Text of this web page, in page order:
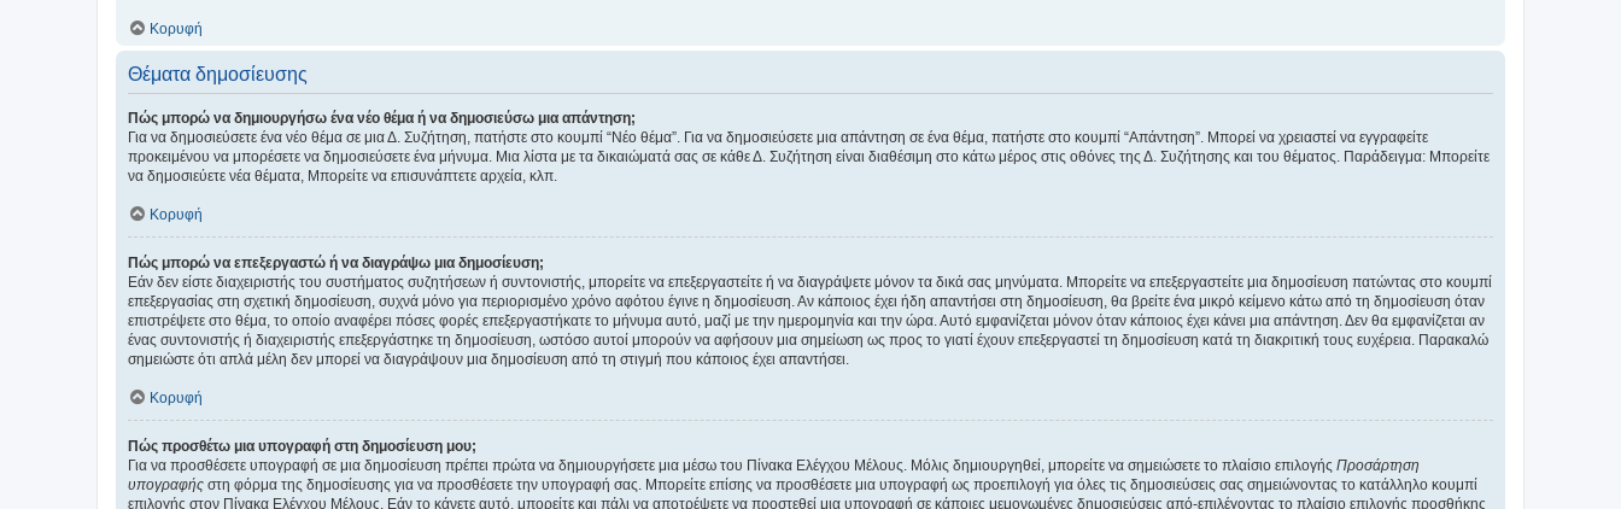
Κορυφή
Θέματα δημοσίευσης
Πώς μπορώ να δημιουργήσω ένα νέο θέμα ή να δημοσιεύσω μια απάντηση;
Για να δημοσιεύσετε ένα νέο θέμα σε μια Δ. Συζήτηση, πατήστε στο κουμπί “Νέο θέμα”. Για να δημοσιεύσετε μια απάντηση σε ένα θέμα, πατήστε στο κουμπί “Απάντηση”. Μπορεί να χρειαστεί να εγγραφείτε
προκειμένου να μπορέσετε να δημοσιεύσετε ένα μήνυμα. Μια λίστα με τα δικαιώματά σας σε κάθε Δ. Συζήτηση είναι διαθέσιμη στο κάτω μέρος στις οθόνες της Δ. Συζήτησης και του θέματος. Παράδειγμα: Μπορείτε
να δημοσιεύετε νέα θέματα, Μπορείτε να επισυνάπτετε αρχεία, κλπ.
Κορυφή
Πώς μπορώ να επεξεργαστώ ή να διαγράψω μια δημοσίευση;
Εάν δεν είστε διαχειριστής του συστήματος συζητήσεων ή συντονιστής, μπορείτε να επεξεργαστείτε ή να διαγράψετε μόνον τα δικά σας μηνύματα. Μπορείτε να επεξεργαστείτε μια δημοσίευση πατώντας στο κουμπί
επεξεργασίας στη σχετική δημοσίευση, συχνά μόνο για περιορισμένο χρόνο αφότου έγινε η δημοσίευση. Αν κάποιος έχει ήδη απαντήσει στη δημοσίευση, θα βρείτε ένα μικρό κείμενο κάτω από τη δημοσίευση όταν
επιστρέψετε στο θέμα, το οποίο αναφέρει πόσες φορές επεξεργαστήκατε το μήνυμα αυτό, μαζί με την ημερομηνία και την ώρα. Αυτό εμφανίζεται μόνον όταν κάποιος έχει κάνει μια απάντηση. Δεν θα εμφανίζεται αν
ένας συντονιστής ή διαχειριστής επεξεργάστηκε τη δημοσίευση, ωστόσο αυτοί μπορούν να αφήσουν μια σημείωση ως προς το γιατί έχουν επεξεργαστεί τη δημοσίευση κατά τη διακριτική τους ευχέρεια. Παρακαλώ
σημειώστε ότι απλά μέλη δεν μπορεί να διαγράψουν μια δημοσίευση από τη στιγμή που κάποιος έχει απαντήσει.
Κορυφή
Πώς προσθέτω μια υπογραφή στη δημοσίευση μου;
Για να προσθέσετε υπογραφή σε μια δημοσίευση πρέπει πρώτα να δημιουργήσετε μια μέσω του Πίνακα Ελέγχου Μέλους. Μόλις δημιουργηθεί, μπορείτε να σημειώσετε το πλαίσιο επιλογής Προσάρτηση
υπογραφής στη φόρμα της δημοσίευσης για να προσθέσετε την υπογραφή σας. Μπορείτε επίσης να προσθέσετε μια υπογραφή ως προεπιλογή για όλες τις δημοσιεύσεις σας σημειώνοντας το κατάλληλο κουμπί
επιλογής στον Πίνακα Ελέγχου Μέλους. Εάν το κάνετε αυτό, μπορείτε και πάλι να αποτρέψετε να προστεθεί μια υπογραφή σε κάποιες μεμονωμένες δημοσιεύσεις από-επιλέγοντας το πλαίσιο επιλογής προσθήκης